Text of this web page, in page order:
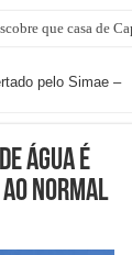
que casa de
pelo Simae –
água é
normal